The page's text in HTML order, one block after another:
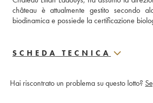
château è attualmente gestito secondo
biodinamica e possiede la certificazione
SCHEDA TECNICA
Hai riscontrato un problema su questo lotto?